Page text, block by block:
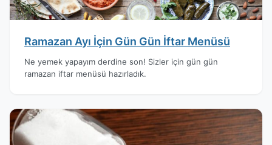
Ramazan Ayı İçin Gün Gün İftar Menüsü
Ne yemek yapayım derdine son! Sizler için gün gün
ramazan iftar menüsü hazırladık.